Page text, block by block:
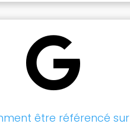

être référencé sur